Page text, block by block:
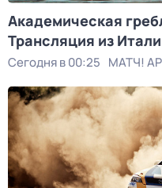
Академическая
Трансляция из
Сегодня в 00:25 МАТЧ!